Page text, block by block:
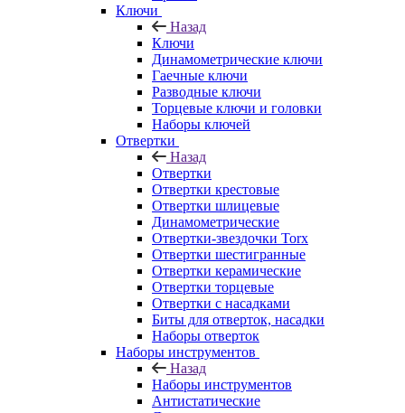
Ключи
Назад
Ключи
Динамометрические ключи
Гаечные ключи
Разводные ключи
Торцевые ключи и головки
Наборы ключей
Отвертки
Назад
Отвертки
Отвертки крестовые
Отвертки шлицевые
Динамометрические
Отвертки-звездочки Torx
Отвертки шестигранные
Отвертки керамические
Отвертки торцевые
Отвертки с насадками
Биты для отверток, насадки
Наборы отверток
Наборы инструментов
Назад
Наборы инструментов
Антистатические